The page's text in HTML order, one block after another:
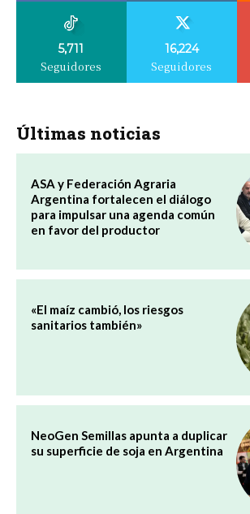
5,711
Seguidores
16,224
Seguidores
Últimas noticias
ASA y Federación Agraria
Argentina fortalecen el diálogo
para impulsar una agenda común
en favor del productor
«El maíz cambió, los riesgos
sanitarios también»
NeoGen Semillas apunta a duplicar
su superficie de soja en Argentina